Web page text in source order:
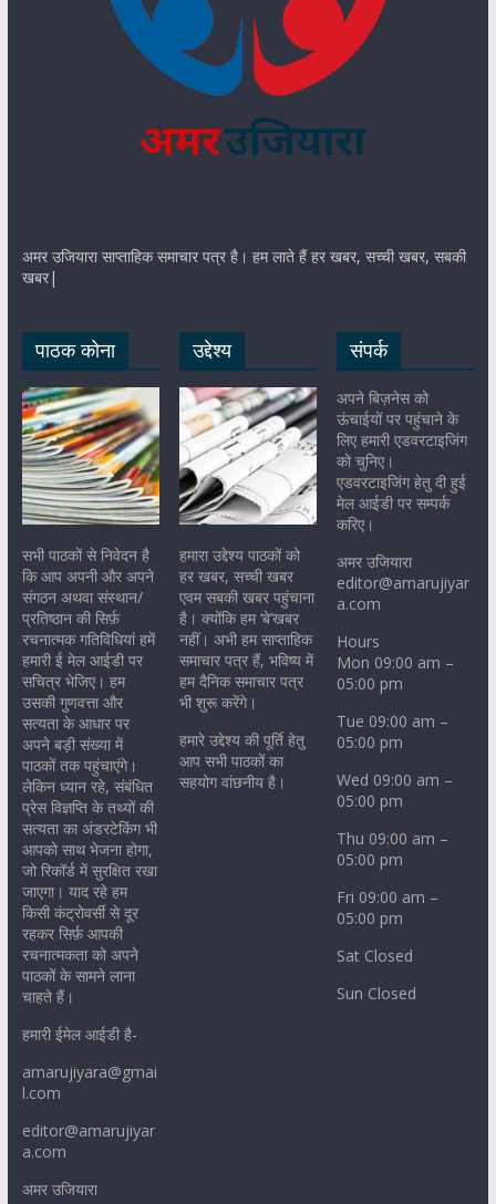
अमर उजियारा साप्ताहिक समाचार पत्र है। हम लाते हैं हर खबर, सच्ची खबर, सबकी
खबर|
पाठक कोना
सभी पाठकों से निवेदन है
कि आप अपनी और अपने
संगठन अथवा संस्थान/
प्रतिष्ठान की सिर्फ़
रचनात्मक गतिविधियां हमें
हमारी ई मेल आईडी पर
सचित्र भेजिए। हम
उसकी गुणवत्ता और
सत्यता के आधार पर
अपने बड़ी संख्या में
पाठकों तक पहुंचाएंगे।
लेकिन ध्यान रहे, संबंधित
प्रेस विज्ञप्ति के तथ्यों की
सत्यता का अंडरटेकिंग भी
आपको साथ भेजना होगा,
जो रिकॉर्ड में सुरक्षित रखा
जाएगा। याद रहे हम
किसी कंट्रोवर्सी से दूर
रहकर सिर्फ़ आपकी
रचनात्मकता को अपने
पाठकों के सामने लाना
चाहते हैं।
हमारी ईमेल आईडी है-
amarujiyara@gmai
l.com
editor@amarujiyar
a.com
अमर उजियारा
उद्देश्य
हमारा उद्देश्य पाठकों को
हर खबर, सच्ची खबर
एवम सबकी खबर पहुंचाना
है। क्योंकि हम ‘बे’खबर
नहीं। अभी हम साप्ताहिक
समाचार पत्र हैं, भविष्य में
हम दैनिक समाचार पत्र
भी शुरू करेंगे।
हमारे उद्देश्य की पूर्ति हेतु
आप सभी पाठकों का
सहयोग वांछनीय है।
संपर्क
अपने बिज़नेस को
ऊंचाईयों पर पहुंचाने के
लिए हमारी एडवरटाइजिंग
को चुनिए।
एडवरटाइजिंग हेतु दी हुई
मेल आईडी पर सम्पर्क
करिए।
अमर उजियारा
editor@amarujiyar
a.com
Hours
Mon 09:00 am –
05:00 pm
Tue 09:00 am –
05:00 pm
Wed 09:00 am –
05:00 pm
Thu 09:00 am –
05:00 pm
Fri 09:00 am –
05:00 pm
Sat Closed
Sun Closed